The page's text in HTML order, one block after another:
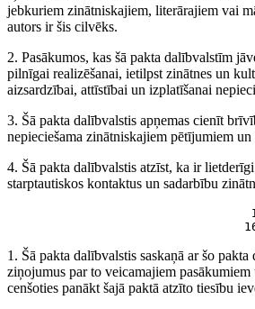
jebkuriem zinātniskajiem, literārajiem vai
autors ir šis cilvēks.
2. Pasākumos, kas šā pakta dalībvalstīm
pilnīgai realizēšanai, ietilpst zinātnes un
aizsardzībai, attīstībai un izplatīšanai
3. Šā pakta dalībvalstis apņemas cienīt
nepieciešama zinātniskajiem pētījumiem
4. Šā pakta dalībvalstis atzīst, ka ir
starptautiskos kontaktus un sadarbību
IV
1. Šā pakta dalībvalstis saskaņā ar šo pakta
ziņojumus par to veicamajiem pasākumiem
cenšoties panākt šajā paktā atzīto tiesību